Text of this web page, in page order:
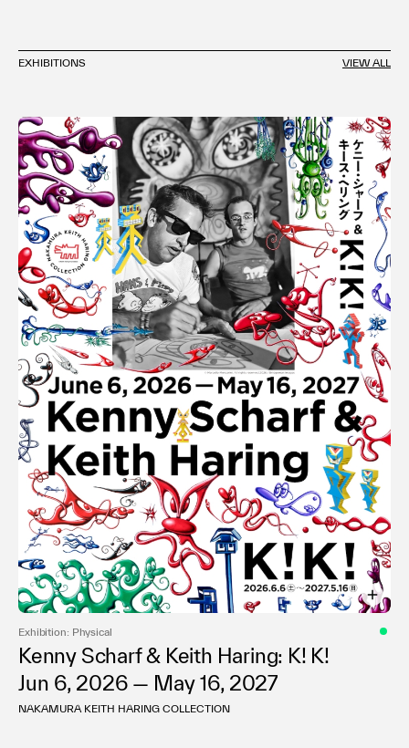
EXHIBITIONS VIEW ALL
Exhibition: Physical
Kenny Scharf & Keith Haring: K! K!
Jun 6, 2026 — May 16, 2027
NAKAMURA KEITH HARING COLLECTION